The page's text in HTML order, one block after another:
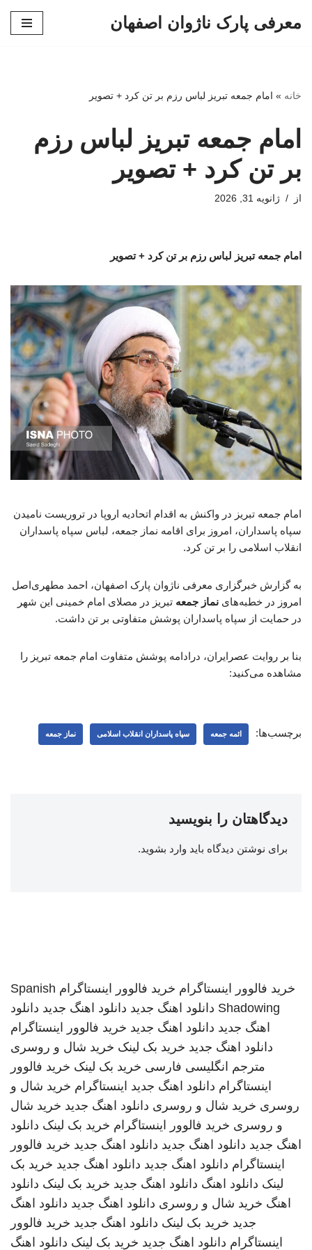
معرفی پارک ناژوان اصفهان
خانه » امام‌ جمعه تبریز لباس رزم بر تن کرد + تصویر
امام‌ جمعه تبریز لباس رزم
بر تن کرد + تصویر
از ژانویه 31, 2026
امام‌ جمعه تبریز لباس رزم بر تن کرد + تصویر
امام جمعه تبریز در واکنش به اقدام اتحادیه اروپا در تروریست نامیدن
سپاه پاسداران، امروز برای اقامه نماز جمعه، لباس سپاه پاسداران
انقلاب اسلامی را بر تن کرد.
به گزارش خبرگزاری معرفی ناژوان پارک اصفهان، احمد مطهری‌اصل
امروز در خطبه‌های نماز جمعه تبریز در مصلای امام خمینی این شهر
در حمایت از سپاه پاسداران پوشش متفاوتی بر تن داشت.
بنا بر روایت عصرایران، درادامه پوشش متفاوت امام جمعه تبریز را
مشاهده می‌کنید:
برچسب‌ها: ائمه جمعه سپاه پاسداران انقلاب اسلامی نماز جمعه
دیدگاهتان را بنویسید
برای نوشتن دیدگاه باید وارد بشوید.
خرید فالوور اینستاگرام خرید فالوور اینستاگرام Spanish
Shadowing دانلود اهنگ جدید دانلود اهنگ جدید دانلود
اهنگ جدید دانلود اهنگ جدید خرید فالوور اینستاگرام
دانلود اهنگ جدید خرید بک لینک خرید شال و روسری
مترجم انگلیسی فارسی خرید بک لینک خرید فالوور
اینستاگرام دانلود اهنگ جدید اینستاگرام خرید شال و
روسری خرید شال و روسری دانلود اهنگ جدید خرید شال
و روسری خرید فالوور اینستاگرام خرید بک لینک دانلود
اهنگ جدید دانلود اهنگ جدید دانلود اهنگ جدید خرید فالوور
اینستاگرام دانلود اهنگ جدید دانلود اهنگ جدید خرید بک
لینک دانلود اهنگ دانلود اهنگ جدید خرید بک لینک دانلود
اهنگ خرید شال و روسری دانلود اهنگ جدید دانلود اهنگ
جدید خرید بک لینک دانلود اهنگ جدید خرید فالوور
اینستاگرام دانلود اهنگ جدید خرید بک لینک دانلود اهنگ